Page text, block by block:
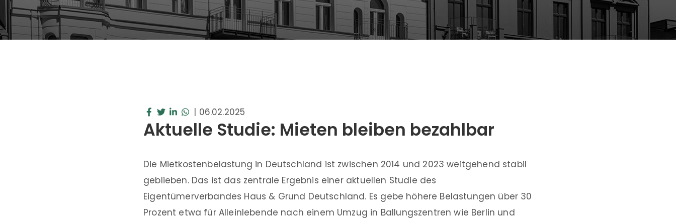
| 06.02.2025
Aktuelle Studie: Mieten bleiben bezahlbar
Die Mietkostenbelastung in Deutschland ist zwischen 2014 und 2023 weitgehend stabil
geblieben. Das ist das zentrale Ergebnis einer aktuellen Studie des
Eigentümerverbandes Haus & Grund Deutschland. Es gebe höhere Belastungen über 30
Prozent etwa für Alleinlebende nach einem Umzug in Ballungszentren wie Berlin und